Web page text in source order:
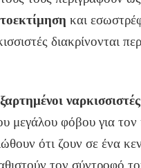
και
διακρίνονται
μεγάλου φόβου για
ότι ζουν σε ένα
τον σύντροφό